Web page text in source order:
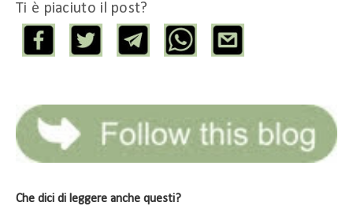
Ti è piaciuto il post?
Che dici di leggere anche questi?